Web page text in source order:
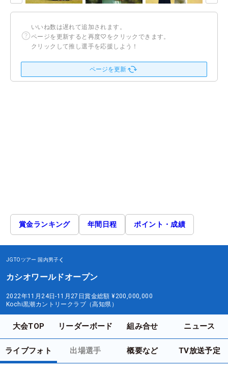
いいね数は遅れて追加されます。
ページを更新すると再度♡をクリックできます。
クリックして推し選手を応援しよう！
ページを更新
賞金ランキング 年間日程 ポイント・成績
JGTOツアー 国内男子
カシオワールドオープン
2022年11月24日-11月27日賞金総額 ¥200,000,000
Kochi黒潮カントリークラブ（高知県）
大会TOP リーダーボード 組み合せ ニュース
ライブフォト 出場選手 概要など TV放送予定